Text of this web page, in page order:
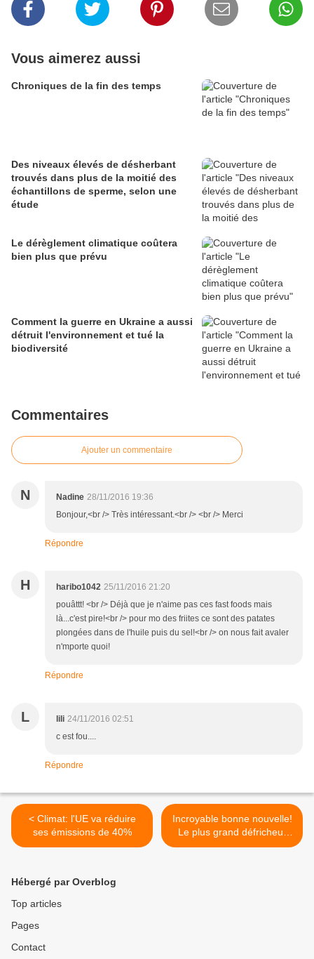
Vous aimerez aussi
Chroniques de la fin des temps
Des niveaux élevés de désherbant
trouvés dans plus de la moitié des
échantillons de sperme, selon une
étude
Le dérèglement climatique coûtera
bien plus que prévu
Comment la guerre en Ukraine a aussi
détruit l'environnement et tué la
biodiversité
Commentaires
Ajouter un commentaire
N Nadine 28/11/2016 19:36
Bonjour,<br /> Très intéressant.<br /> <br /> Merci
Répondre
H haribo1042 25/11/2016 21:20
pouâttt! <br /> Déjà que je n'aime pas ces fast foods mais
là...c'est pire!<br /> pour mo des friites ce sont des patates
plongées dans de l'huile puis du sel!<br /> on nous fait avaler
n'mporte quoi!
Répondre
L lili 24/11/2016 02:51
c est fou....
Répondre
< Climat: l'UE va réduire
ses émissions de 40%
Incroyable bonne nouvelle!
Le plus grand défricheur
illégal de la forêt
Hébergé par Overblog
Top articles
Pages
Contact